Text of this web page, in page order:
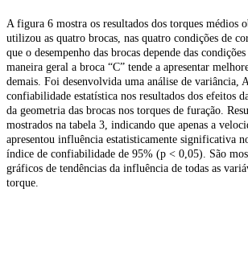
A figura 6 mostra os resultados dos torques médios
utilizou as quatro brocas, nas quatro condições de
que o desempenho das brocas depende das
maneira geral a broca “C” tende a apresentar
demais. Foi desenvolvida uma análise de variância,
confiabilidade estatística nos resultados dos efeitos
da geometria das brocas nos torques de furação.
mostrados na tabela 3, indicando que apenas a
apresentou influência estatisticamente significativa
índice de confiabilidade de 95% (p < 0,05). São
gráficos de tendências da influência de todas as
torque.